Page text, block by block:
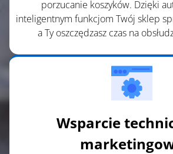
porzucanie koszyków. Dzięki
inteligentnym funkcjom Twój sklep
a Ty oszczędzasz czas na
Wsparcie